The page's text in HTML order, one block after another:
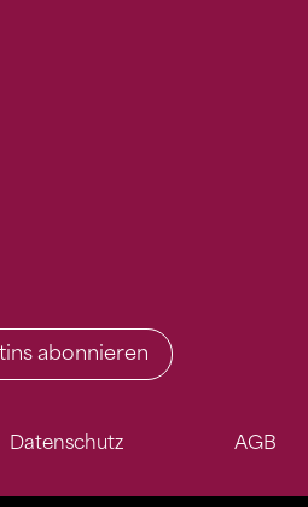
abonnieren
Datenschutz AGB